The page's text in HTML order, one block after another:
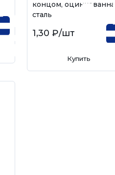
концом, оцинкованная
сталь
1,30 ₽/шт
Купить